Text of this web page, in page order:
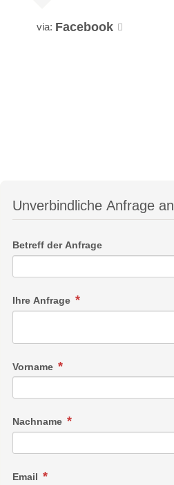
via: Facebook
Unverbindliche Anfrage an
Betreff der Anfrage
Ihre Anfrage
Vorname
Nachname
Email